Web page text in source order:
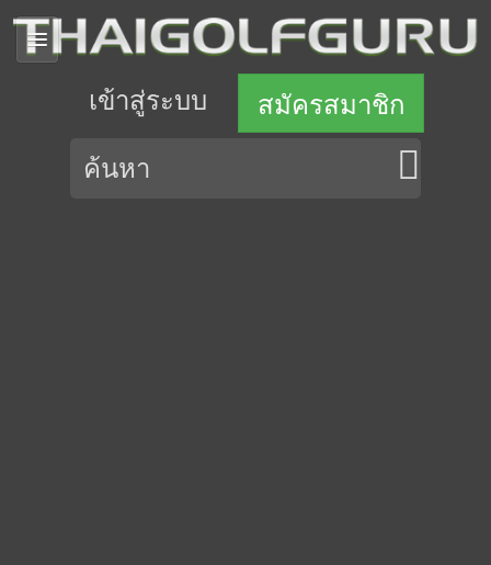
เข้าสู่ระบบ สมัครสมาชิก